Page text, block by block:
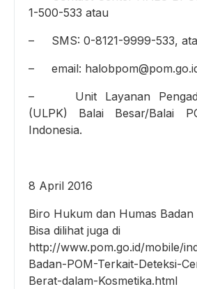
1-500-533 atau
– SMS: 0-8121-9999-533,
– email:
– Unit Layanan
(ULPK) Balai Besar/Balai
Indonesia.
8 April 2016
Biro Hukum dan Humas Badan
Bisa dilihat juga di
http://www.pom.go.id/mobile/
Badan-POM-Terkait-Deteksi-
Berat-dalam-Kosmetika.html